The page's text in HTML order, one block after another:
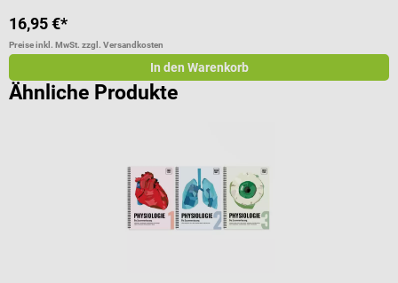
16,95 €*
Preise inkl. MwSt. zzgl. Versandkosten
In den Warenkorb
Ähnliche Produkte